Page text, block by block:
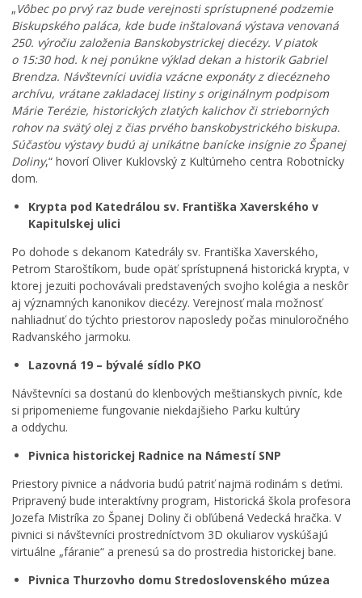
„Vôbec po prvý raz bude verejnosti sprístupnené podzemie
Biskupského paláca, kde bude inštalovaná výstava venovaná
250. výročiu založenia Banskobystrickej diecézy. V piatok
o 15:30 hod. k nej ponúkne výklad dekan a historik Gabriel
Brendza. Návštevníci uvidia vzácne exponáty z diecézneho
archívu, vrátane zakladacej listiny s originálnym podpisom
Márie Terézie, historických zlatých kalichov či strieborných
rohov na svätý olej z čias prvého banskobystrického biskupa.
Súčasťou výstavy budú aj unikátne banícke insígnie zo Španej
Doliny,“ hovorí Oliver Kuklovský z Kultúrneho centra Robotnícky
dom.
Krypta pod Katedrálou sv. Františka Xaverského v
Kapitulskej ulici
Po dohode s dekanom Katedrály sv. Františka Xaverského,
Petrom Staroštíkom, bude opäť sprístupnená historická krypta, v
ktorej jezuiti pochovávali predstavených svojho kolégia a neskôr
aj významných kanonikov diecézy. Verejnosť mala možnosť
nahliadnuť do týchto priestorov naposledy počas minuloročného
Radvanského jarmoku.
Lazovná 19 – bývalé sídlo PKO
Návštevníci sa dostanú do klenbových meštianskych pivníc, kde
si pripomenieme fungovanie niekdajšieho Parku kultúry
a oddychu.
Pivnica historickej Radnice na Námestí SNP
Priestory pivnice a nádvoria budú patriť najmä rodinám s deťmi.
Pripravený bude interaktívny program, Historická škola profesora
Jozefa Mistríka zo Španej Doliny či obľúbená Vedecká hračka. V
pivnici si návštevníci prostredníctvom 3D okuliarov vyskúšajú
virtuálne „fáranie“ a prenesú sa do prostredia historickej bane.
Pivnica Thurzovho domu Stredoslovenského múzea